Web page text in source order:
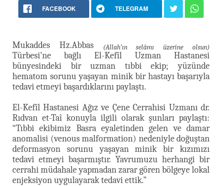
FACEBOOK TELEGRAM
Mukaddes Hz.Abbas (Allah’ın selâmı üzerine olsun)
Türbesi’ne bağlı El-Kefîl Uzman Hastanesi
bünyesindeki bir uzman tıbbi ekip; yüzünde
hematom sorunu yaşayan minik bir hastayı başarıyla
tedavi etmeyi başardıklarını paylaştı.
El-Kefîl Hastanesi Ağız ve Çene Cerrahisi Uzmanı dr.
Rıdvan et-Taî konuyla ilgili olarak şunları paylaştı:
“Tıbbi ekibimiz Basra eyaletinden gelen ve damar
anomalisi (venous malformation) nedeniyle doğuştan
deformasyon sorunu yaşayan minik bir kızımızı
tedavi etmeyi başarmıştır. Yavrumuzu herhangi bir
cerrahi müdahale yapmadan zarar gören bölgeye lokal
enjeksiyon uygulayarak tedavi ettik.”